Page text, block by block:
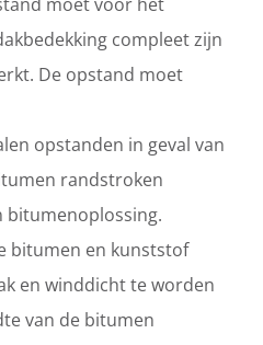
compleet zijn
De opstand moet
opstanden in geval van
randstroken
bitumenoplossing.
bitumen en kunststof
en winddicht te worden
van de bitumen